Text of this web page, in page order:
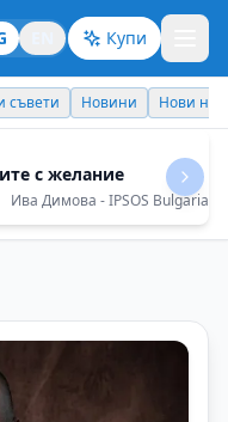
Купи
Днес празнува
се изпълнява със
Рени Миткова - EOS Matrix